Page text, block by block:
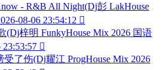
- R&B All Night(Dj彭 LakHouse
08-06 23:54:12 
(Dj梓明 FunkyHouse Mix 2026 国语
23:53:57 
了伤(Dj耀江 ProgHouse Mix 2026